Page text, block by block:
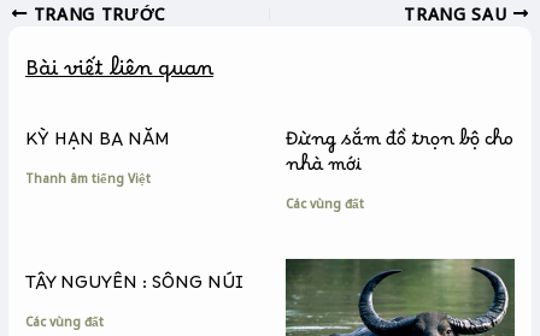
e
o
k
s
n
e
y
i
k
TRANG TRƯỚC TRANG SAU
Bài viết liên quan
KỲ HẠN BA NĂM
Thanh âm tiếng Việt
Đừng sắm đồ trọn bộ cho
nhà mới
Các vùng đất
TÂY NGUYÊN : SÔNG NÚI
Các vùng đất